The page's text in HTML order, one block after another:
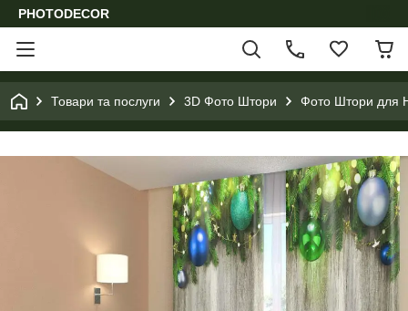
PHOTODECOR
Товари та послуги 3D Фото Штори Фото Штори для